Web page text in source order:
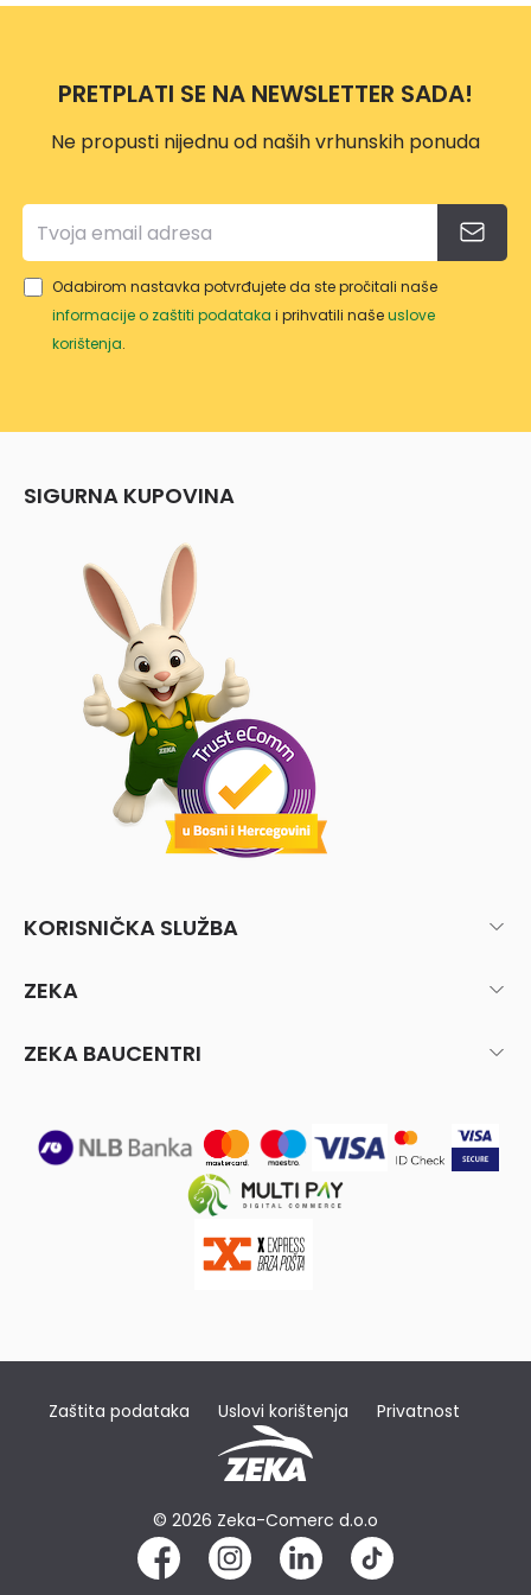
MM
NA
JASE
700
PRETPLATI SE NA NEWSLETTER SADA!
Ne propusti nijednu od naših vrhunskih ponuda
Odabirom nastavka potvrđujete da ste pročitali naše
informacije o zaštiti podataka i prihvatili našeuslove
korištenja.
SIGURNA KUPOVINA
KORISNIČKA SLUŽBA
ZEKA
ZEKA BAUCENTRI
Zaštita podataka Uslovi korištenja Privatnost
© 2026 Zeka-Comerc d.o.o